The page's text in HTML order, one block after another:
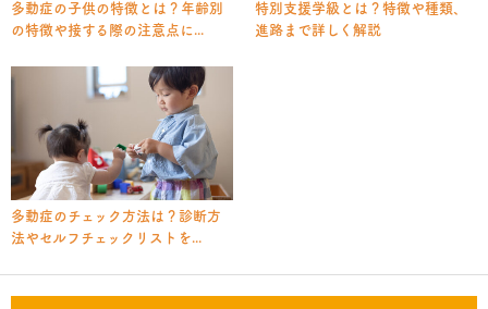
多動症の子供の特徴とは？年齢別
の特徴や接する際の注意点に...
特別支援学級とは？特徴や種類、
進路まで詳しく解説
多動症のチェック方法は？診断方
法やセルフチェックリストを...